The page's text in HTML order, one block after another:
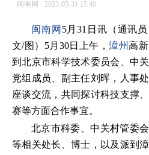
闽南网 2023-05-31 15:40
闽南网 5月31日讯（通讯
文/图）5月30日上午，漳州高
到北京市科学技术委员会、中
党组成员、副主任刘晖，人事
座谈交流，共同探讨科技支撑
赛等方面合作事宜。
北京市科委、中关村管委
等相关处长、博士，以及派到